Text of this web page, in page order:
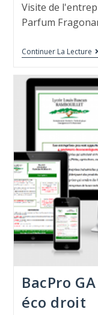
Visite de
Parfum
Continuer La Lecture
BacPro
éco droit